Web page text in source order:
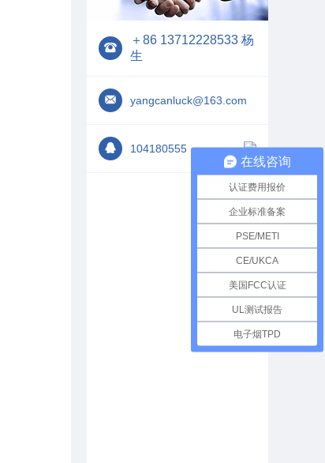
＋86 13712228533 杨
生
yangcanluck@163.com
104180555
在线咨询
认证费用报价
企业标准备案
PSE/METI
CE/UKCA
美国FCC认证
UL测试报告
电子烟TPD